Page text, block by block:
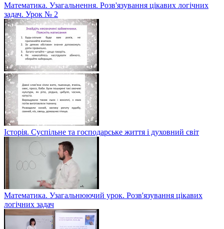
Математика. Узагальнення. Розв'язування цікавих логічних
задач. Урок № 2
Історія. Суспільне та господарське життя і духовний світ
Математика. Узагальнюючий урок. Розв'язування цікавих
логічних задач